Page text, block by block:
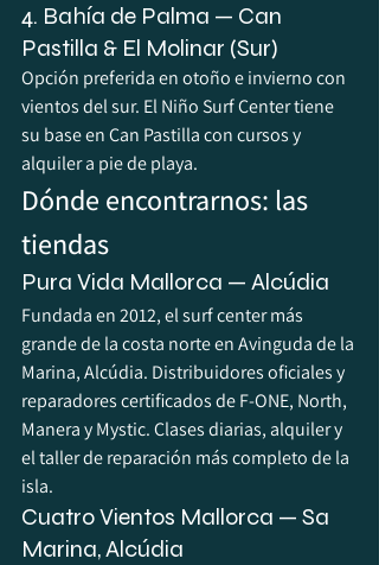
4. Bahía de Palma — Can
Pastilla & El Molinar (Sur)
Opción preferida en otoño e invierno con
vientos del sur. El Niño Surf Center tiene
su base en Can Pastilla con cursos y
alquiler a pie de playa.
Dónde encontrarnos: las
tiendas
Pura Vida Mallorca — Alcúdia
Fundada en 2012, el surf center más
grande de la costa norte en Avinguda de la
Marina, Alcúdia. Distribuidores oficiales y
reparadores certificados de F-ONE, North,
Manera y Mystic. Clases diarias, alquiler y
el taller de reparación más completo de la
isla.
Cuatro Vientos Mallorca — Sa
Marina, Alcúdia